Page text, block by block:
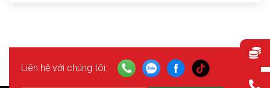
Liên hệ với chúng tôi: